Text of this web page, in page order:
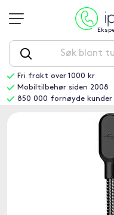
Fri frakt over 1000 kr
Mobiltilbehør siden 2008
850 000 fornøyde kunder